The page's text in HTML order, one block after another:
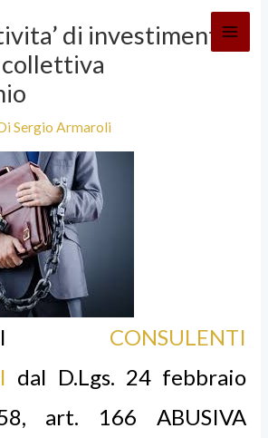
di investimento
Sergio Armaroli
CONSULENTI
dal D.Lgs. 24 febbraio
art. 166 ABUSIVA